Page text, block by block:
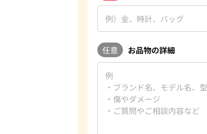
任意 お品物の詳細